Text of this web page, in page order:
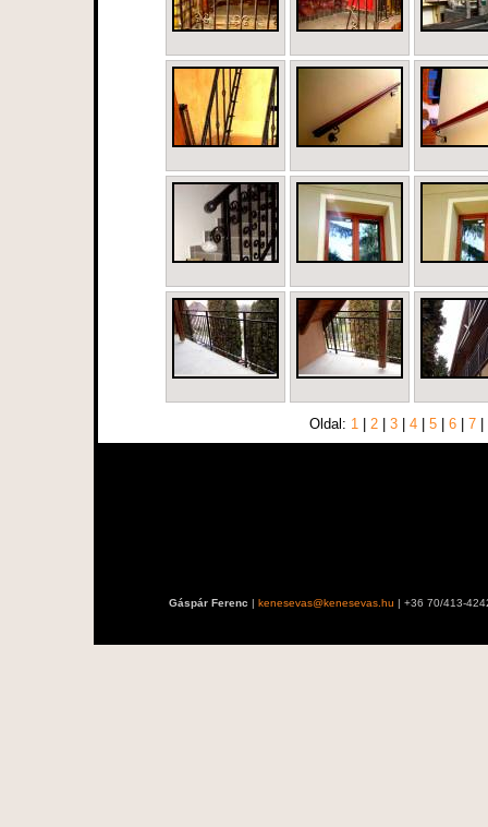
Oldal: 1| 2| 3| 4| 5| 6| 7|
Gáspár Ferenc | kenesevas@kenesevas.hu | +36 70/413-